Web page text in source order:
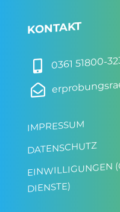
KONTAKT
 0361 51800-

IMPRESSUM
DATENSCHUTZ
EINWILLIGUNGEN
DIENSTE)